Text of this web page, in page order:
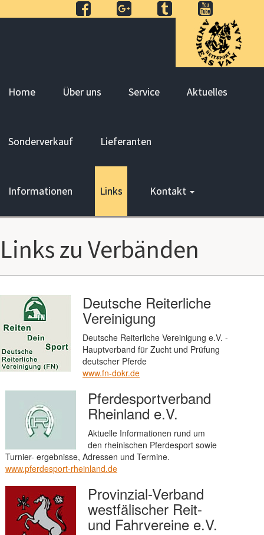
Home Über uns Service Aktuelles
Sonderverkauf Lieferanten
Informationen Links Kontakt
Links zu Verbänden
Deutsche Reiterliche
Vereinigung
Deutsche Reiterliche Vereinigung e.V. -
Hauptverband für Zucht und Prüfung
deutscher Pferde
www.fn-dokr.de
Pferdesportverband
Rheinland e.V.
Aktuelle Informationen rund um
den rheinischen Pferdesport sowie
Turnier- ergebnisse, Adressen und Termine.
www.pferdesport-rheinland.de
Provinzial-Verband
westfälischer Reit-
und Fahrvereine e.V.